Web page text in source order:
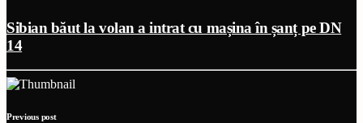
Sibian băut la volan a intrat cu mașina în șanț pe DN
14
Previous post